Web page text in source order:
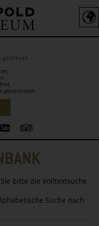
geöffnet.
geschlossen.
bitte die Volltextsuche
Suche nach